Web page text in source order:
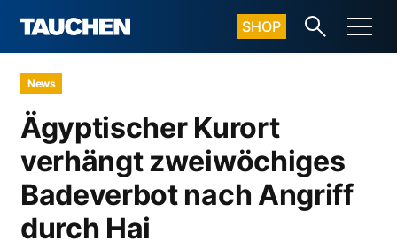
SHOP
News
Ägyptischer Kurort
verhängt zweiwöchiges
Badeverbot nach Angriff
durch Hai